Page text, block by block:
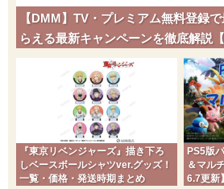
【DMM】TV・プレミアム無料登録
らえる最新キャンペーンを徹底解説
チ】
『東京リベンジャーズ』描き下ろ
しベースボールシャツver.グッズ！
一覧・価格・発送時期まとめ
PS5版
＆マル
6.7更新